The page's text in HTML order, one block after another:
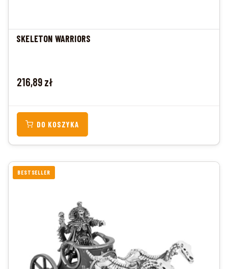
SKELETON WARRIORS
Cena
216,89 zł
DO KOSZYKA
BESTSELLER